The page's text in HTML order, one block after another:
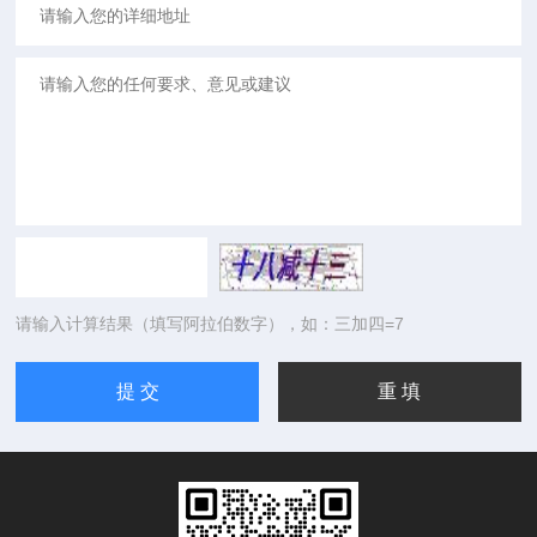
请输入计算结果（填写阿拉伯数字），如：三加四=7